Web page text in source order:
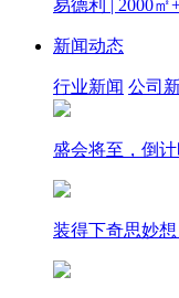
易德利 | 2000
新闻动态
行业新闻 公司
盛会将至，倒计
装得下奇思妙